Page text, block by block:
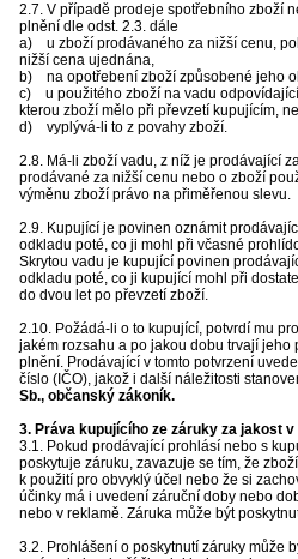
2.7. V případě prodeje spotřebního zboží
plnění dle odst. 2.3. dále
a) u zboží prodávaného za nižší cenu,
nižší cena ujednána,
b) na opotřebení zboží způsobené jeho
c) u použitého zboží na vadu
kterou zboží mělo při převzetí kupujícím,
d) vyplývá-li to z povahy zboží.
2.8. Má-li zboží vadu, z níž je prodávající
prodávané za nižší cenu nebo o zboží
výměnu zboží právo na přiměřenou slevu.
2.9. Kupující je povinen oznámit
odkladu poté, co ji mohl při včasné
Skrytou vadu je kupující povinen
odkladu poté, co ji kupující mohl při
do dvou let po převzetí zboží.
2.10. Požádá-li o to kupující, potvrdí mu
jakém rozsahu a po jakou dobu trvají
plnění. Prodávající v tomto potvrzení
číslo (IČO), jakož i další náležitosti
Sb., občanský zákoník.
3. Práva kupujícího ze záruky za jakost
3.1. Pokud prodávající prohlásí nebo s
poskytuje záruku, zavazuje se tím, že
k použití pro obvyklý účel nebo že si
účinky má i uvedení záruční doby nebo
nebo v reklamě. Záruka může být
3.2. Prohlášení o poskytnutí záruky může